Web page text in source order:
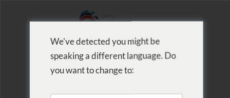
We've detected you might be
speaking a different language. Do
you want to change to: